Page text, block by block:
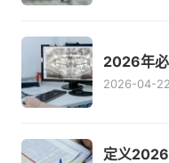
2026年
2026-04-
定义